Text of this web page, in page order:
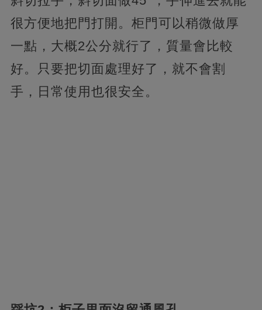
很方便地把門打開。柜門可以稍微做厚
一點，大概2公分就行了，質量會比較
好。只要把切面處理好了，就不會割
手，日常使用也很安全。